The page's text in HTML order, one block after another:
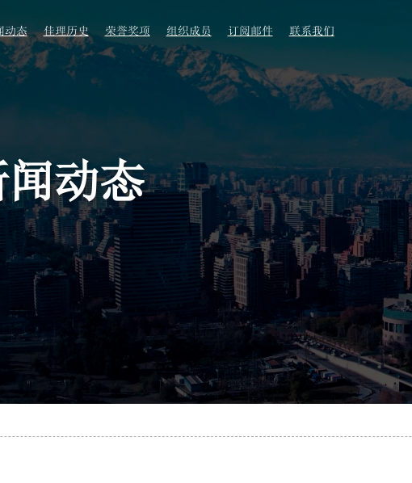
动态 佳理历史 荣誉奖项 组织成员 订阅邮件 联系我们
动态